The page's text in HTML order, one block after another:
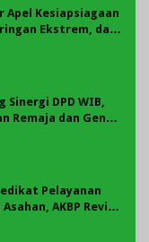
Apel Kesiapsiagaan
Ekstrem, dan
Sinergi DPD WIB,
Remaja dan Geng
Pelayanan
AKBP Revi